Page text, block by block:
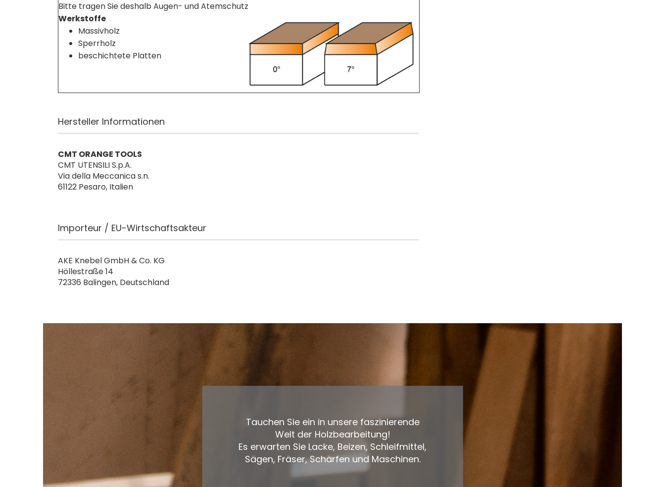
Bitte tragen Sie deshalb Augen- und Atemschutz
Werkstoffe
Massivholz
Sperrholz
beschichtete Platten
Hersteller Informationen
CMT ORANGE TOOLS
CMT UTENSILI S.p.A.
Via della Meccanica s.n.
61122 Pesaro, Italien
Importeur / EU-Wirtschaftsakteur
AKE Knebel GmbH & Co. KG
Höllestraße 14
72336 Balingen, Deutschland
Tauchen Sie ein in unsere faszinierende
Welt der Holzbearbeitung!
Es erwarten Sie Lacke, Beizen, Schleifmittel,
Sägen, Fräser, Schärfen und Maschinen.